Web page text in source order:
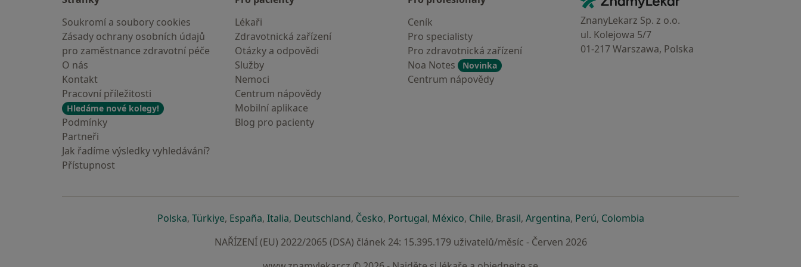
Soukromí a soubory cookies
Zásady ochrany osobních údajů
pro zaměstnance zdravotní péče
O nás
Kontakt
Pracovní příležitosti
Hledáme nové kolegy!
Podmínky
Partneři
Jak řadíme výsledky vyhledávání?
Přístupnost
Lékaři
Zdravotnická zařízení
Otázky a odpovědi
Služby
Nemoci
Centrum nápovědy
Mobilní aplikace
Blog pro pacienty
Ceník
Pro specialisty
Pro zdravotnická zařízení
Noa Notes
Novinka
Centrum nápovědy
ZnanyLekarz Sp. z o.o.
ul. Kolejowa 5/7
01-217 Warszawa, Polska
Polskase otevře v nové záložce
, Türkiyese otevře v nové záložce
, Españase otevře v nové záložce
, Italiase otevře v nové záložce
, Deutschlandse otevře v nové záložce
, Českose otevře v nové záložce
, Portugalse otevře v nové záložce
, Méxicose otevře v nové záložce
, Chilese otevře v nové záložce
, Brasilse otevře v nové záložce
, Argentinase otevře v nové záložce
, Perúse otevře v nové záložce
, Colombiase otevře v nové záložce
NAŘÍZENÍ (EU) 2022/2065 (DSA) článek 24: 15.395.179 uživatelů/měsíc - Červen 2026